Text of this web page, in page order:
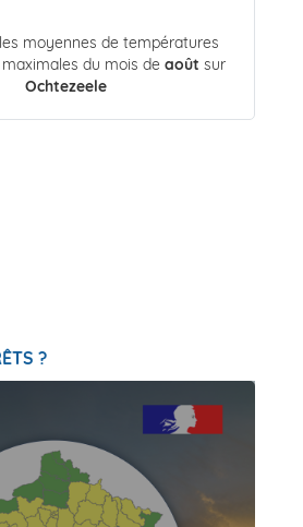
moyennes de températures
du mois de août sur
Ochtezeele
?